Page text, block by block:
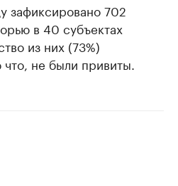
зафиксировано 702
в 40 субъектах
из них (73%)
что, не были привиты.